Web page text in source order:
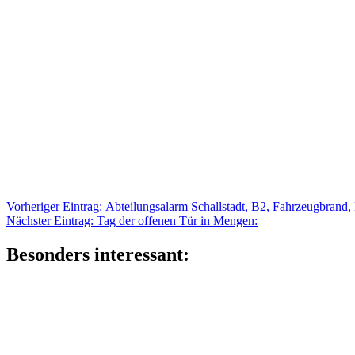
Beitragsnavigation
Vorheriger Eintrag: Vorheriger
Eintrag:
Abteilungsalarm Schallstadt, B2,
Nächster Eintrag: Nächster
Tag der offenen Tür in Mengen:
Besonders interessant: